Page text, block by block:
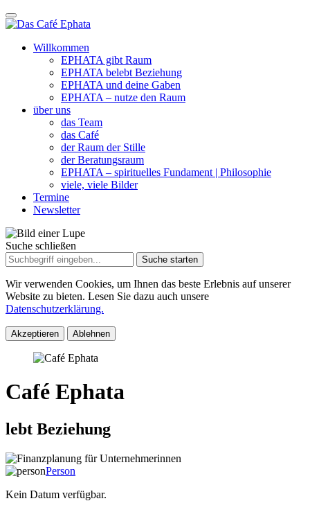
Willkommen
EPHATA gibt Raum
EPHATA belebt Beziehung
EPHATA und deine Gaben
EPHATA – nutze den Raum
über uns
das Team
das Café
der Raum der Stille
der Beratungsraum
EPHATA – spirituelles Fundament | Philosophie
viele, viele Bilder
Termine
Newsletter
Suche schließen
Suche
nach:
Wir verwenden Cookies, um Ihnen das beste Erlebnis auf unserer
Website zu bieten. Lesen Sie dazu auch unsere
Datenschutzerklärung.
Akzeptieren Ablehnen
Café Ephata
lebt Beziehung
Person
Kein Datum verfügbar.